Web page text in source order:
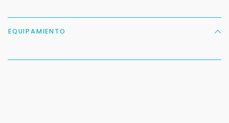
EQUIPAMIENTO